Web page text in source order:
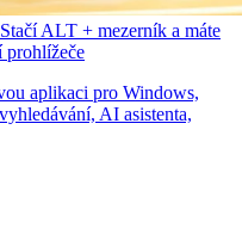
ALT + mezerník a máte
prohlížeče
aplikaci pro Windows,
AI asistenta,